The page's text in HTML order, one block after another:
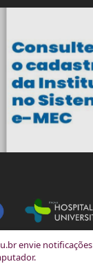
envie notificações